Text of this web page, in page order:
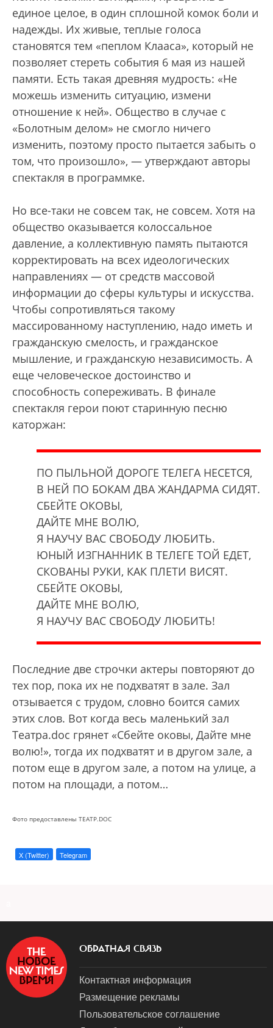
единое целое, в один сплошной комок боли и
надежды. Их живые, теплые голоса
становятся тем «пеплом Клааса», который не
позволяет стереть события 6 мая из нашей
памяти. Есть такая древняя мудрость: «Не
можешь изменить ситуацию, измени
отношение к ней». Общество в случае с
«Болотным делом» не смогло ничего
изменить, поэтому просто пытается забыть о
том, что произошло», — утверждают авторы
спектакля в программке.
Но все-таки не совсем так, не совсем. Хотя на
общество оказывается колоссальное
давление, а коллективную память пытаются
корректировать на всех идеологических
направлениях — от средств массовой
информации до сферы культуры и искусства.
Чтобы сопротивляться такому
массированному наступлению, надо иметь и
гражданскую смелость, и гражданское
мышление, и гражданскую независимость. А
еще человеческое достоинство и
способность сопереживать. В финале
спектакля герои поют старинную песню
каторжан:
ПО ПЫЛЬНОЙ ДОРОГЕ ТЕЛЕГА НЕСЕТСЯ,
В НЕЙ ПО БОКАМ ДВА ЖАНДАРМА СИДЯТ.
СБЕЙТЕ ОКОВЫ,
ДАЙТЕ МНЕ ВОЛЮ,
Я НАУЧУ ВАС СВОБОДУ ЛЮБИТЬ.
ЮНЫЙ ИЗГНАННИК В ТЕЛЕГЕ ТОЙ ЕДЕТ,
СКОВАНЫ РУКИ, КАК ПЛЕТИ ВИСЯТ.
СБЕЙТЕ ОКОВЫ,
ДАЙТЕ МНЕ ВОЛЮ,
Я НАУЧУ ВАС СВОБОДУ ЛЮБИТЬ!
Последние две строчки актеры повторяют до
тех пор, пока их не подхватят в зале. Зал
отзывается с трудом, словно боится самих
этих слов. Вот когда весь маленький зал
Театра.doc грянет «Сбейте оковы, Дайте мне
волю!», тогда их подхватят и в другом зале, а
потом еще в другом зале, а потом на улице, а
потом на площади, а потом…
Фото предоставлены ТЕАТР.DOC
X (Twitter) Telegram
ОБРАТНАЯ СВЯЗЬ
Контактная информация
Размещение рекламы
Пользовательское соглашение